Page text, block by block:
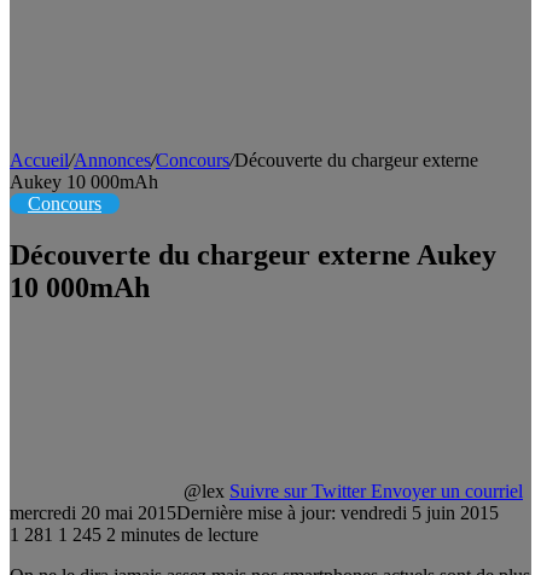
Accueil/Annonces/Concours/Découverte du chargeur externe
Aukey 10 000mAh
Concours
Découverte du chargeur externe Aukey
10 000mAh
@lex Suivre sur Twitter Envoyer un courriel
mercredi 20 mai 2015Dernière mise à jour: vendredi 5 juin 2015
1 281 1 245 2 minutes de lecture